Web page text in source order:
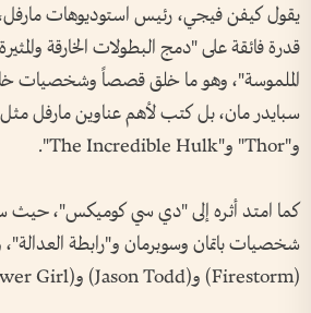
يقول كيفن فيجي، رئيس استوديوهات
قدرة فائقة على "دمج البطولات الخارقة
الملموسة"، وهو ما خلق قصصاً وشخصيات
و"Thor" و"The Incredible Hulk".
كما امتد أثره إلى "دي سي كوميكس"، حيث
شخصيات باتمان وسوبرمان و"رابطة العدالة"،
(Firestorm) و(Jason Todd) و(Power Girl).